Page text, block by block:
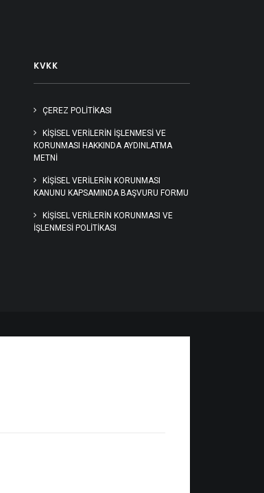
KVKK
ÇEREZ POLİTİKASI
KIŞISEL VERILERIN İŞLENMESI VE
KORUNMASI HAKKINDA AYDINLATMA
METNI
KİŞİSEL VERİLERİN KORUNMASI
KANUNU KAPSAMINDA BAŞVURU FORMU
KİŞİSEL VERİLERİN KORUNMASI VE
İŞLENMESİ POLİTİKASI